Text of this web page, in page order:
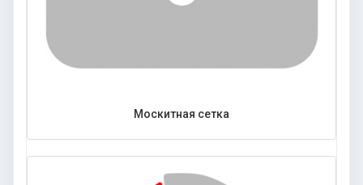
Москитная сетка